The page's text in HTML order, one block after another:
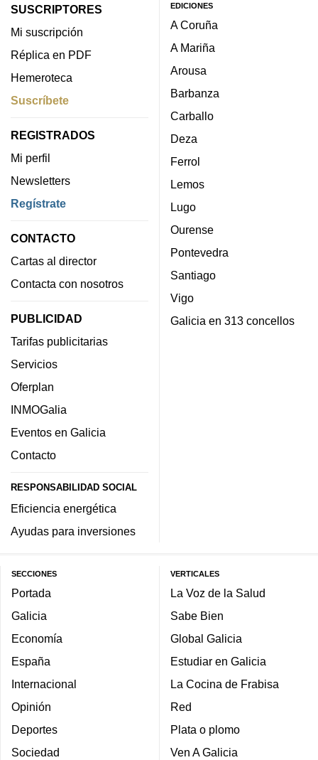
SUSCRIPTORES
Mi suscripción
Réplica en PDF
Hemeroteca
Suscríbete
REGISTRADOS
Mi perfil
Newsletters
Regístrate
CONTACTO
Cartas al director
Contacta con nosotros
PUBLICIDAD
Tarifas publicitarias
Servicios
Oferplan
INMOGalia
Eventos en Galicia
Contacto
RESPONSABILIDAD SOCIAL
Eficiencia energética
Ayudas para inversiones
EDICIONES
A Coruña
A Mariña
Arousa
Barbanza
Carballo
Deza
Ferrol
Lemos
Lugo
Ourense
Pontevedra
Santiago
Vigo
Galicia en 313 concellos
SECCIONES
Portada
Galicia
Economía
España
Internacional
Opinión
Deportes
Sociedad
VERTICALES
La Voz de la Salud
Sabe Bien
Global Galicia
Estudiar en Galicia
La Cocina de Frabisa
Red
Plata o plomo
Ven A Galicia